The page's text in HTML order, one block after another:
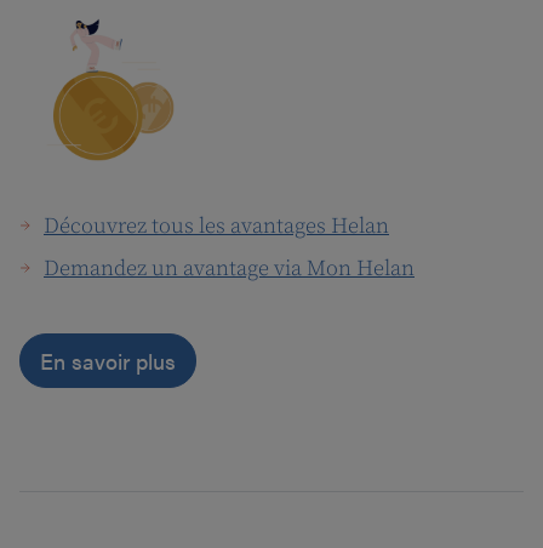
Découvrez tous les avantages Helan
Demandez un avantage via Mon Helan
En savoir plus